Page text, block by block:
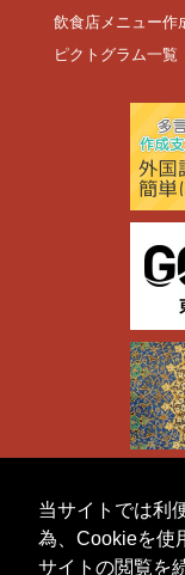
当サイトでは利
為、Cookieを使
サイトの閲覧を
飲食店メニュー作
ピクトグラム一覧